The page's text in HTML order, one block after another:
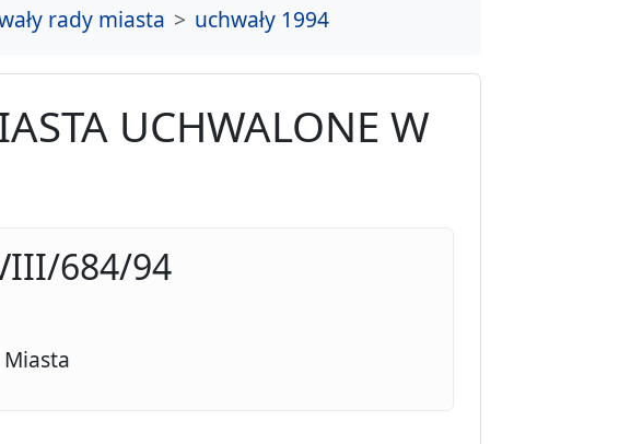
rady miasta uchwały 1994
UCHWALONE W
684/94